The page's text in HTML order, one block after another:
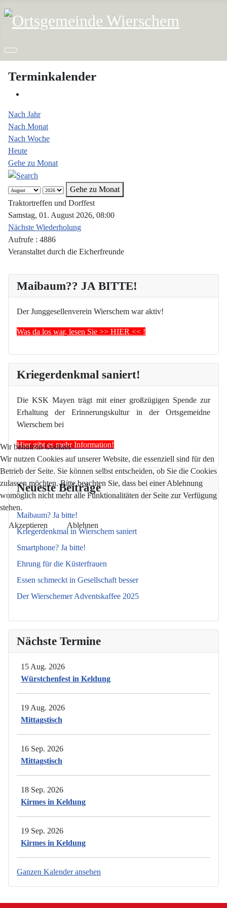
Maibaum?? JA BITTE!
Der Junggesellenverein Wierschem war aktiv!
Was da los war, lesen Sie >> HIER << !
Kriegerdenkmal saniert!
Die KSK Mayen trägt mit einer großzügigen Spende zur
Erhaltung der Erinnerungskultur in der Ortsgemeidne
Wierschem bei
Hier gibt es mehr Information!
Neueste Beiträge
Maibaum? Ja bitte!
Kriegerdenkmal in Wierschem saniert
Smartphone? Ja bitte!
Ehrung für die Küsterfrauen
Essen schmeckt in Gesellschaft besser
Der Wierschemer Adventskaffee 2025
Nächste Termine
15 Aug. 2026
Würstchenfest in Keldung
19 Aug. 2026
Mittagstisch
16 Sep. 2026
Mittagstisch
18 Sep. 2026
Kirmes in Keldung
19 Sep. 2026
Kirmes in Keldung
Ganzen Kalender ansehen
Terminkalender
Nach Jahr
Nach Monat
Nach Woche
Heute
Gehe zu Monat
Gehe zu Monat
Traktortreffen und Dorffest
Samstag, 01. August 2026, 08:00
Nächste Wiederholung
Aufrufe : 4886
Veranstaltet durch die Eicherfreunde
Wir benutzen Cookies
Wir nutzen Cookies auf unserer Website, die essenziell sind für den
Betrieb der Seite. Sie können selbst entscheiden, ob Sie die Cookies
zulassen möchten. Bitte beachten Sie, dass bei einer Ablehnung
womöglich nicht mehr alle Funktionalitäten der Seite zur Verfügung
stehen.
Akzeptieren Ablehnen